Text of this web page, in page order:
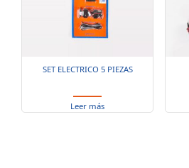
SET ELECTRICO 5 PIEZAS
Leer más